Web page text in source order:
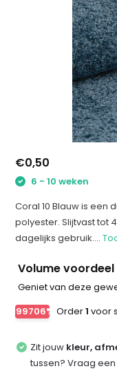
€0,50
6 - 10 weken
Coral 10 Blauw is een
polyester. Slijtvast tot
dagelijks gebruik....
Volume voordeel
Geniet van deze
-99706% Order1 voor
Zit jouw kleur,
tussen? Vraag